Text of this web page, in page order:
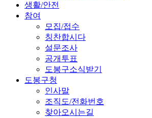
생활/안전
참여
모집/접수
칭찬합시다
설문조사
공개투표
도봉구소식받기
도봉구청
인사말
조직도/전화번호
찾아오시는길